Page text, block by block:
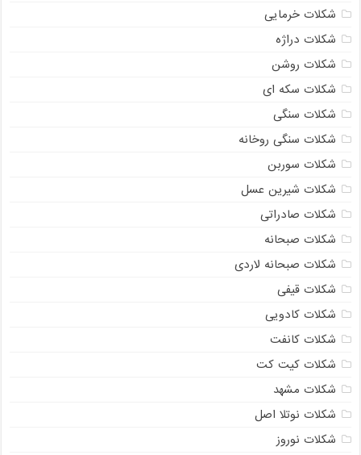
شکلات خرمایی
شکلات دراژه
شکلات روشن
شکلات سکه ای
شکلات سنگی
شکلات سنگی روخانه
شکلات سوربن
شکلات شیرین عسل
شکلات صادراتی
شکلات صبحانه
شکلات صبحانه لاردی
شکلات قیفی
شکلات کادویی
شکلات کانفت
شکلات کیت کت
شکلات مشهد
شکلات نوتلا اصل
شکلات نوروز